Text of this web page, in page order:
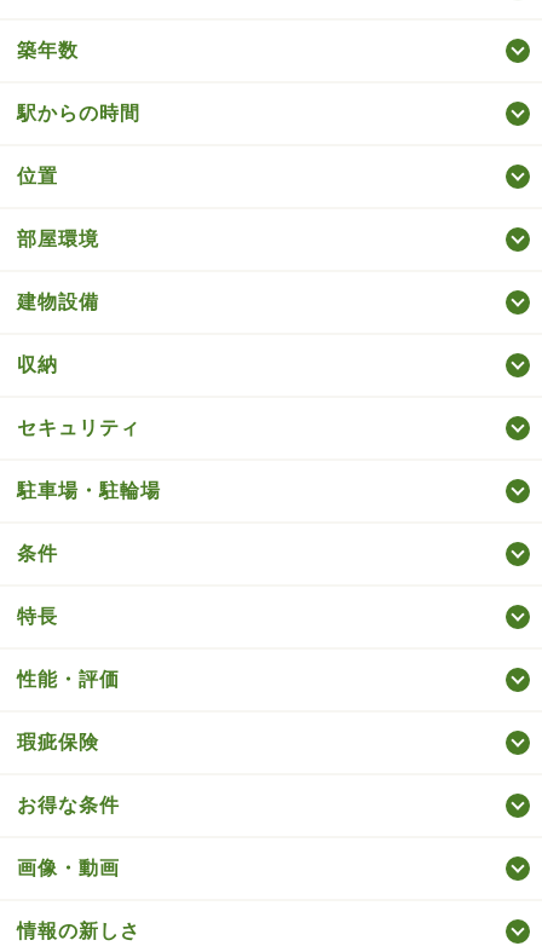
築年数
駅からの時間
位置
部屋環境
建物設備
収納
セキュリティ
駐車場・駐輪場
条件
特長
性能・評価
瑕疵保険
お得な条件
画像・動画
情報の新しさ